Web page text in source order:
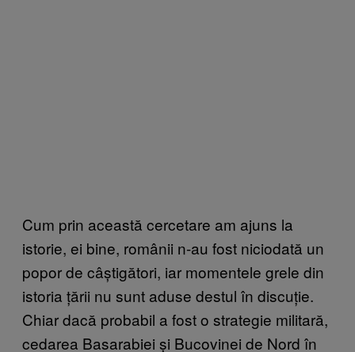
Cum prin această cercetare am ajuns la
istorie, ei bine, românii n-au fost niciodată un
popor de câștigători, iar momentele grele din
istoria țării nu sunt aduse destul în discuție.
Chiar dacă probabil a fost o strategie militară,
cedarea Basarabiei și Bucovinei de Nord în